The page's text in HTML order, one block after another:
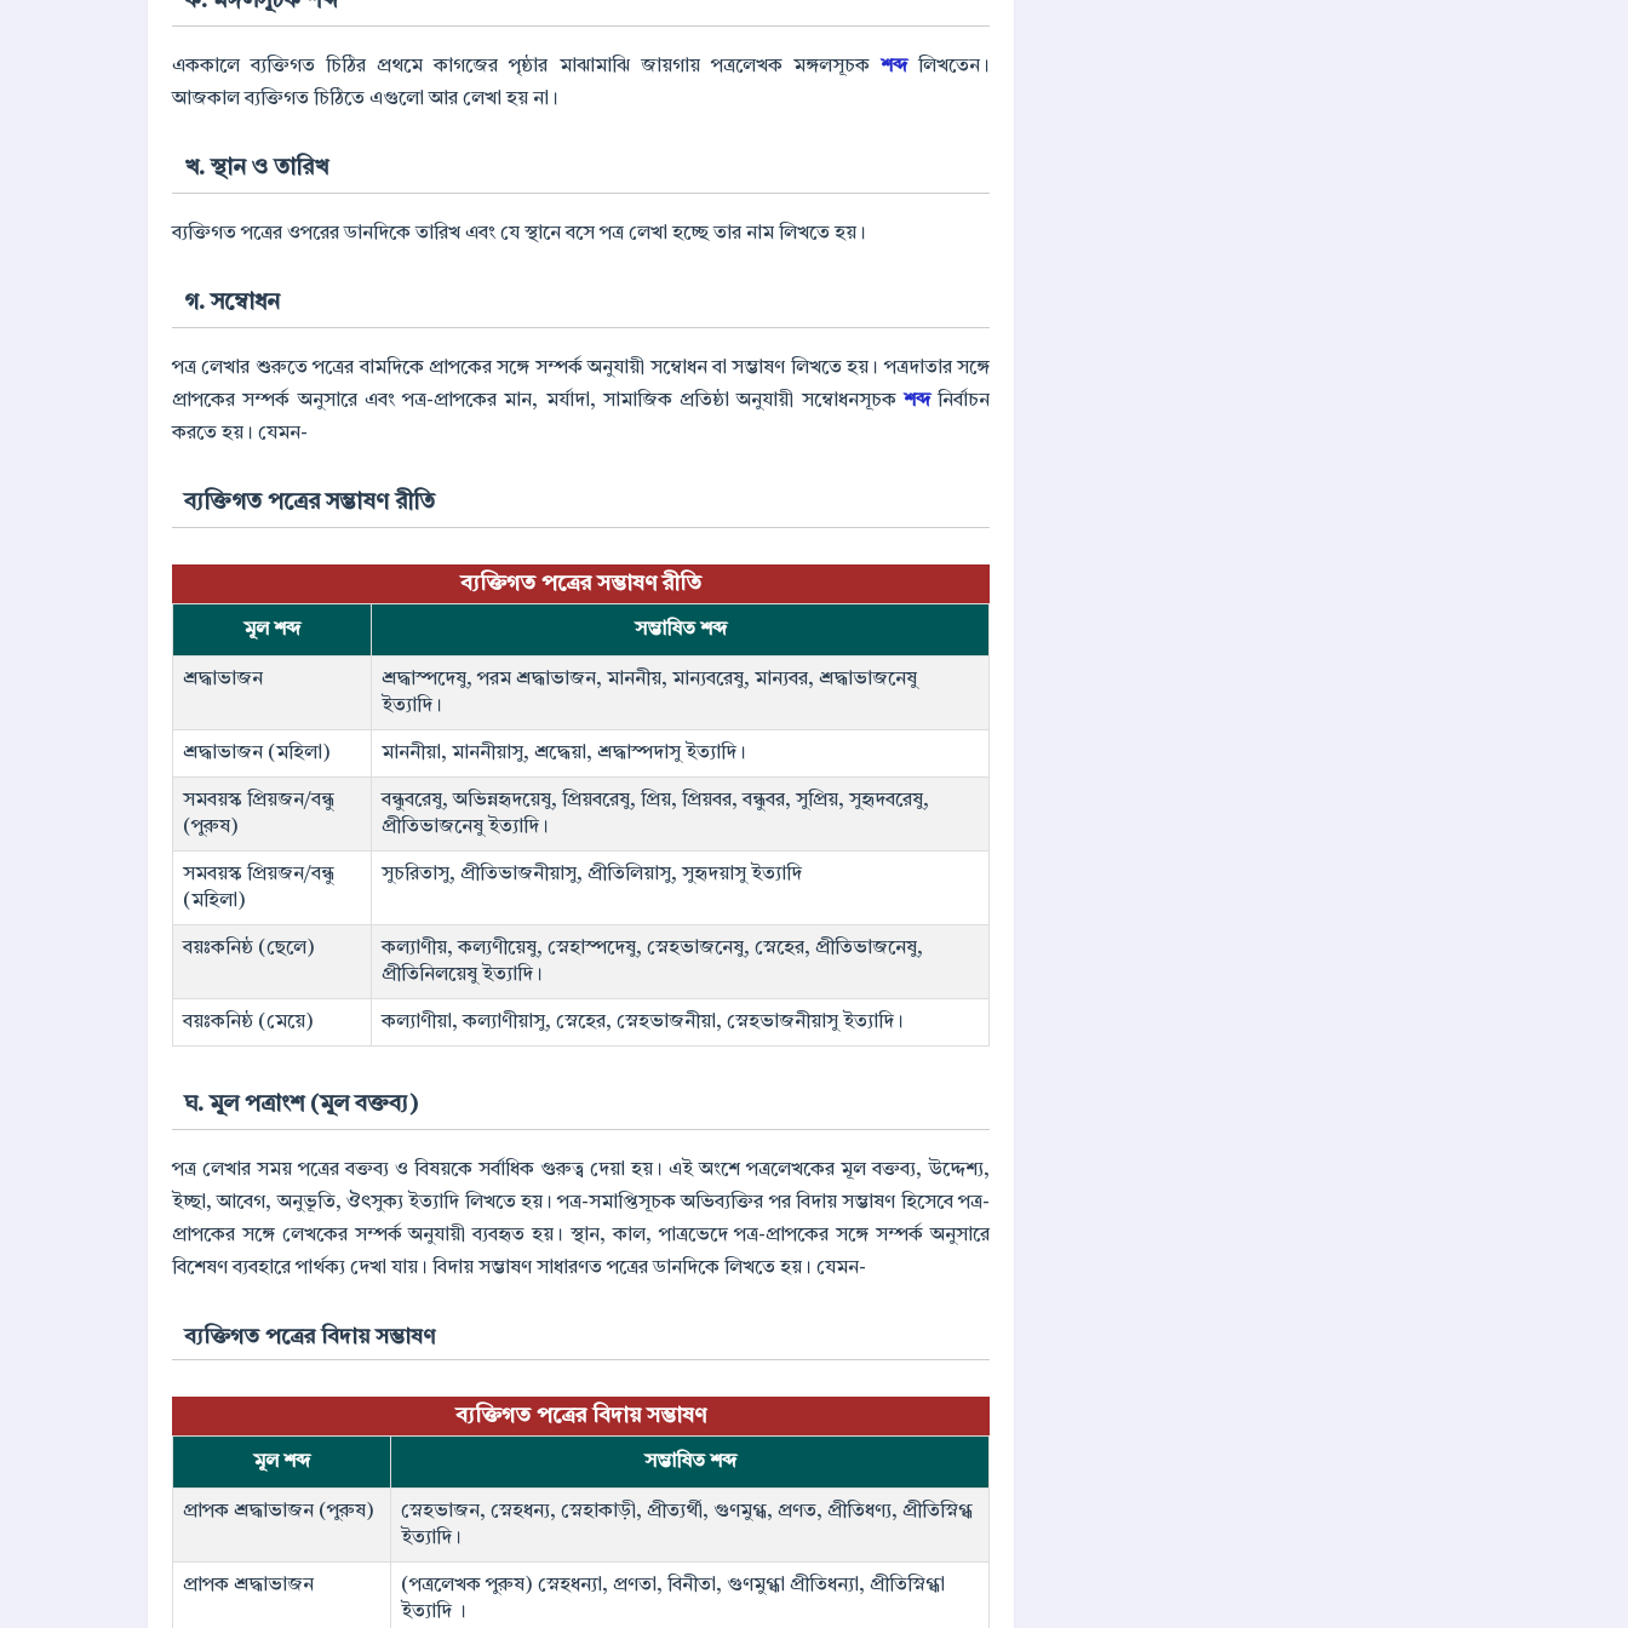
এককালে ব্যক্তিগত চিঠির প্রথমে কাগজের পৃষ্ঠার মাঝামাঝি জায়গায় পত্রলেখক মঙ্গলসূচক শব্দলিখতেন।
আজকাল ব্যক্তিগত চিঠিতে এগুলো আর লেখা হয় না।
খ. স্থান ও তারিখ
ব্যক্তিগত পত্রের ওপরের ডানদিকে তারিখ এবং যে স্থানে বসে পত্র লেখা হচ্ছে তার নাম লিখতে হয়।
গ. সম্বোধন
পত্র লেখার শুরুতে পত্রের বামদিকে প্রাপকের সঙ্গে সম্পর্ক অনুযায়ী সম্বোধন বা সম্ভাষণ লিখতে হয়। পত্রদাতার সঙ্গে
প্রাপকের সম্পর্ক অনুসারে এবং পত্র-প্রাপকের মান, মর্যাদা, সামাজিক প্রতিষ্ঠা অনুযায়ী সম্বোধনসূচক শব্দনির্বাচন
করতে হয়। যেমন-
ব্যক্তিগত পত্রের সম্ভাষণ রীতি
ব্যক্তিগত পত্রের সম্ভাষণ রীতি
মূল শব্দ সম্ভাষিত শব্দ
শ্রদ্ধাভাজন
শ্রদ্ধাস্পদেষু, পরম শ্রদ্ধাভাজন, মাননীয়, মান্যবরেষু, মান্যবর, শ্রদ্ধাভাজনেষু
ইত্যাদি।
শ্রদ্ধাভাজন (মহিলা) মাননীয়া, মাননীয়াসু, শ্রদ্ধেয়া, শ্রদ্ধাস্পদাসু ইত্যাদি।
সমবয়স্ক প্রিয়জন/বন্ধু
(পুরুষ)
বন্ধুবরেষু, অভিন্নহৃদয়েষু, প্রিয়বরেষু, প্রিয়, প্রিয়বর, বন্ধুবর, সুপ্রিয়, সুহৃদবরেষু,
প্রীতিভাজনেষু ইত্যাদি।
সমবয়স্ক প্রিয়জন/বন্ধু
(মহিলা)
সুচরিতাসু, প্রীতিভাজনীয়াসু, প্রীতিলিয়াসু, সুহৃদয়াসু ইত্যাদি
বয়ঃকনিষ্ঠ (ছেলে)
কল্যাণীয়, কল্যণীয়েষু, স্নেহাস্পদেষু, স্নেহভাজনেষু, স্নেহের, প্রীতিভাজনেষু,
প্রীতিনিলয়েষু ইত্যাদি।
বয়ঃকনিষ্ঠ (মেয়ে) কল্যাণীয়া, কল্যাণীয়াসু, স্নেহের, স্নেহভাজনীয়া, স্নেহভাজনীয়াসু ইত্যাদি।
ঘ. মূল পত্রাংশ (মূল বক্তব্য)
পত্র লেখার সময় পত্রের বক্তব্য ও বিষয়কে সর্বাধিক গুরুত্ব দেয়া হয়। এই অংশে পত্রলেখকের মূল বক্তব্য, উদ্দেশ্য,
ইচ্ছা, আবেগ, অনুভূতি, ঔৎসুক্য ইত্যাদি লিখতে হয়। পত্র-সমাপ্তিসূচক অভিব্যক্তির পর বিদায় সম্ভাষণ হিসেবে পত্র-
প্রাপকের সঙ্গে লেখকের সম্পর্ক অনুযায়ী ব্যবহৃত হয়। স্থান, কাল, পাত্রভেদে পত্র-প্রাপকের সঙ্গে সম্পর্ক অনুসারে
বিশেষণ ব্যবহারে পার্থক্য দেখা যায়। বিদায় সম্ভাষণ সাধারণত পত্রের ডানদিকে লিখতে হয়। যেমন-
ব্যক্তিগত পত্রের বিদায় সম্ভাষণ
ব্যক্তিগত পত্রের বিদায় সম্ভাষণ
মূল শব্দ সম্ভাষিত শব্দ
প্রাপক শ্রদ্ধাভাজন (পুরুষ)
স্নেহভাজন, স্নেহধন্য, স্নেহাকাড়ী, প্রীত্যর্থী, গুণমুগ্ধ, প্রণত, প্রীতিধণ্য, প্রীতিস্নিগ্ধ
ইত্যাদি।
প্রাপক শ্রদ্ধাভাজন
(পত্রলেখক পুরুষ) স্নেহধন্যা, প্রণতা, বিনীতা, গুণমুগ্ধা প্রীতিধন্যা, প্রীতিস্নিগ্ধা
ইত্যাদি ।